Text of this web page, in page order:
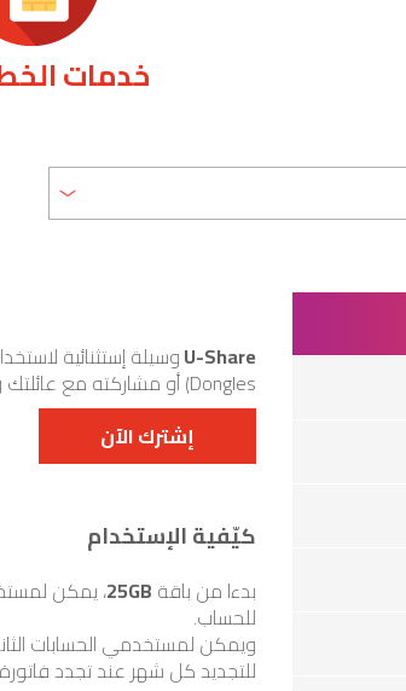
خدمات
U-Share
Dongles) أو مشاركته مع عائلتك وأصدقائك!
إشترك الآن
كيّفية الإستخدام
بدءا من باقة 25GB
للحساب.
للتجديد كل شهر عند تجدد